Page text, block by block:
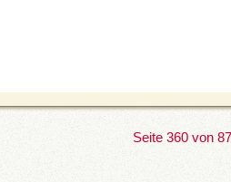
Seite 360 von